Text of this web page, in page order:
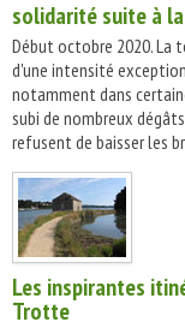
solidarité suite à
Début octobre 2020. La
d'une intensité
notamment dans
subi de nombreux
refusent de baisser les
Les inspirantes
Trotte